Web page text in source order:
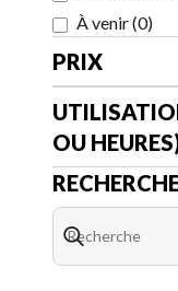
À venir(0)
PRIX
OU